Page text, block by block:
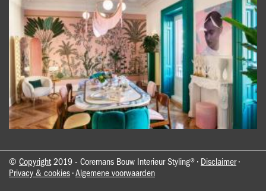
© Copyright2019 - Coremans Bouw Interieur Styling® • Disclaimer•
Privacy & cookies • Algemene voorwaarden